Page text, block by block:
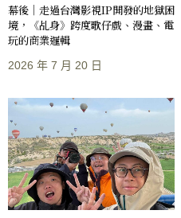
幕後｜走過台灣影視IP開發的地獄困
境，《乩身》跨度歌仔戲、漫畫、電
玩的商業邏輯
2026 年 7 月 20 日